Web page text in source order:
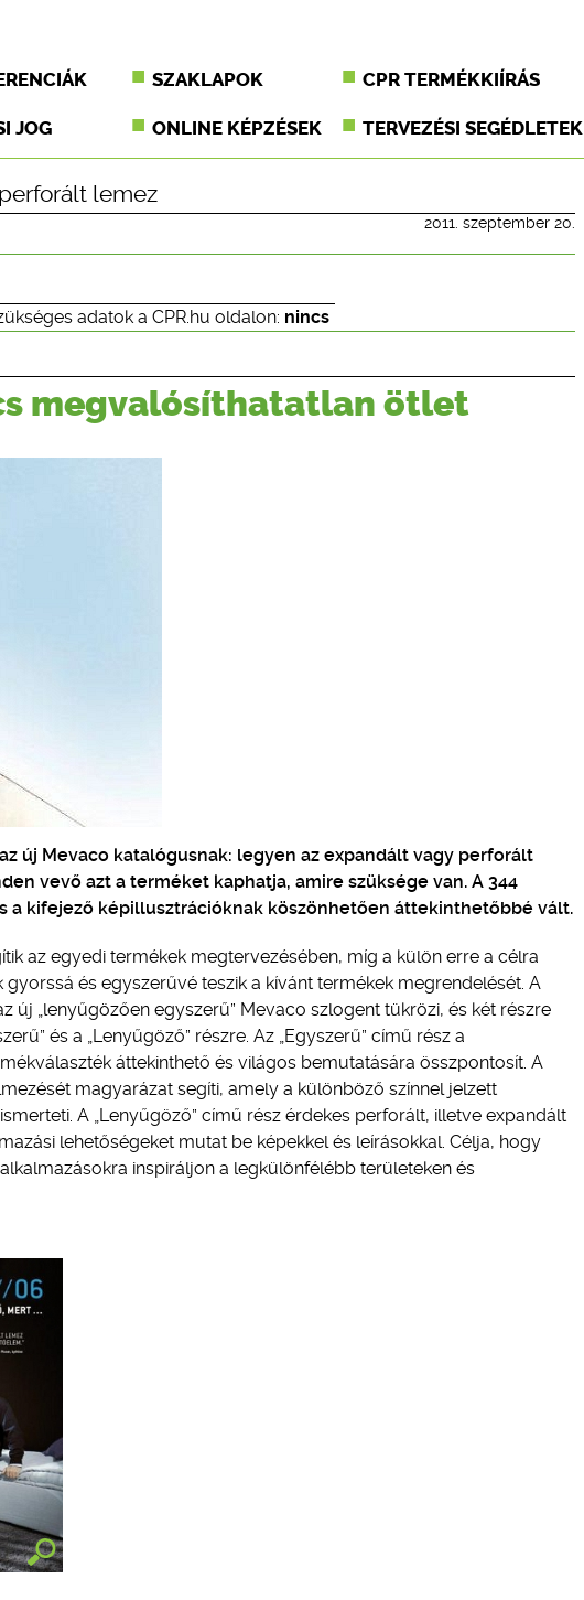
SZAKLAPOK CPR TERMÉKKIÍRÁS
JOG ONLINE KÉPZÉSEK TERVEZÉSI SEGÉDLETEK
perforált lemez
2011. szeptember 20.
adatok a CPR.hu oldalon: nincs
megvalósíthatatlan ötlet
új Mevaco katalógusnak: legyen az expandált vagy perforált
vevő azt a terméket kaphatja, amire szüksége van. A 344
a kifejező képillusztrációknak köszönhetően áttekinthetőbbé vált.
az egyedi termékek megtervezésében, míg a külön erre a célra
és egyszerűvé teszik a kívánt termékek megrendelését. A
új „lenyűgözően egyszerű” Mevaco szlogent tükrözi, és két részre
és a „Lenyűgöző” részre. Az „Egyszerű” című rész a
áttekinthető és világos bemutatására összpontosít. A
magyarázat segíti, amely a különböző színnel jelzett
A „Lenyűgöző” című rész érdekes perforált, illetve expandált
lehetőségeket mutat be képekkel és leírásokkal. Célja, hogy
inspiráljon a legkülönfélébb területeken és